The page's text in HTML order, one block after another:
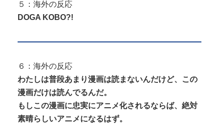
５：海外の反応
DOGA KOBO?!
６：海外の反応
わたしは普段あまり漫画は読まないんだけど、この
漫画だけは読んでるんだ。
もしこの漫画に忠実にアニメ化されるならば、絶対
素晴らしいアニメになるはず。